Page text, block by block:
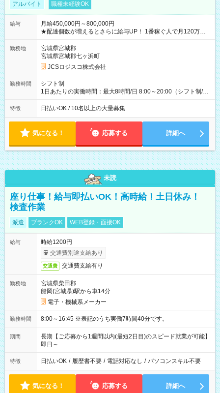
アルバイト 職種未経験OK
給与
月給450,000円～800,000円
★配達個数が増えるとさらに給与UP！ 1番稼ぐ人で月120万ほ
ど！ ・主要都市エリア 月収55万円／週5日稼働 月収65万~112
万円／週6日稼働 ・地方郊外エリア 月収40万円／週5日稼働 月
収40万円~50万円／週6日稼働 ＜モデルイメージ＞ ■月収50万
円 (27歳男性/江東区在住)※元建築関係 1日150個配達×25日勤務
(日休み) ■月収80万円(43歳男性/墨田区在住)※元営業 1日200個
勤務地
宮城県宮城郡
宮城県宮城郡七ヶ浜町
JCSロジスコ株式会社
勤務時間
シフト制
1日あたりの実働時間：最大8時間/日 8:00～20:00（シフト制/実
働8時間） ※週5日勤務（場所次第では週4も有り） ※配達状況
によって時間外での勤務可能性有り ※案件により多少の前後あ
特徴 日払いOK / 10名以上の大量募集
気になる！ 応募する 詳細へ
未読
座り仕事！給与即払いOK！高時給！土日休み！
検査作業
派遣 ブランクOK WEB登録・面接OK
給与
時給1200円
交通費別途支給あり
交通費 交通費支給有り
勤務地
宮城県柴田郡
船岡(宮城県)駅から車14分
電子・機械系メーカー
勤務時間 8:00～16:45 ※表記のうち実働7時間40分です。
期間
長期【ご応募から1週間以内(最短2日目)のスピード就業が可能】
即日～
特徴 日払いOK / 履歴書不要 / 電話対応なし / パソコンスキル不要
気になる！ 応募する 詳細へ